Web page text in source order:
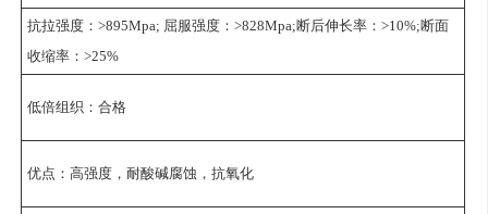
抗拉强度：>895Mpa; 屈服强度：>828Mpa;断后伸长率：>10%;断面
收缩率：>25%
低倍组织：合格
优点：高强度，耐酸碱腐蚀，抗氧化